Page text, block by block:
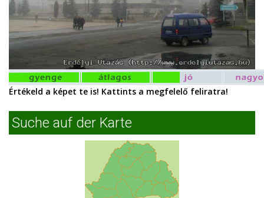
Értékeld a képet te is! Kattints a megfelelő feliratra!
Suche auf der Karte